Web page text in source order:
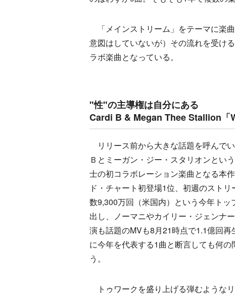
「メインストリーム」をテーマに楽
意図はしていないが）その流れを受け
ラボ楽曲となっている。
"性"の主導権は自分にある
Cardi B & Megan Thee Stallion「
リリース前から大きな話題を呼んで
Ｂとミーガン・ジー・スタリオンとい
士の初コラボレーション楽曲となる本
ド・チャート初登場1位、初週のスト
数9,300万回（米国内）という今年トッ
出し、ノーマニやカイリー・ジェンナ
演も話題のMVも8月21時点で1.1億回再
に今年を代表する1曲と断言しても何の
う。
トゥワークを盛り上げる弾むような